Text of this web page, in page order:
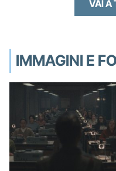
VAI A
IMMAGINI E